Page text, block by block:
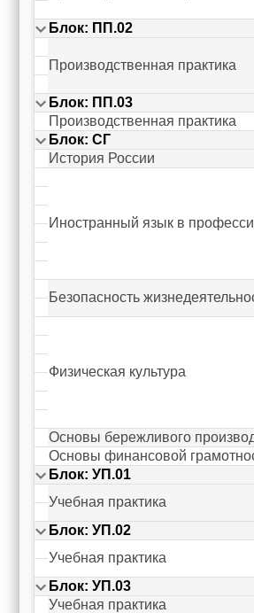
Блок: ПП.02
Производственная практика
Блок: ПП.03
Производственная практика
Блок: СГ
История России
Иностранный язык в
Безопасность
Физическая культура
Основы бережливого
Основы финансовой
Блок: УП.01
Учебная практика
Блок: УП.02
Учебная практика
Блок: УП.03
Учебная практика